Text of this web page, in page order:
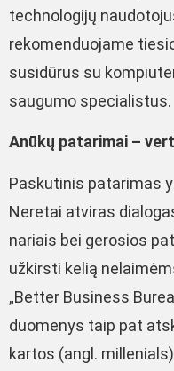
technologijų
rekomenduojame
susidūrus su
saugumo specialistus.
Anūkų patarimai –
Paskutinis patarimas
Neretai atviras
nariais bei gerosios
užkirsti kelią
„Better Business
duomenys taip pat
kartos (angl.